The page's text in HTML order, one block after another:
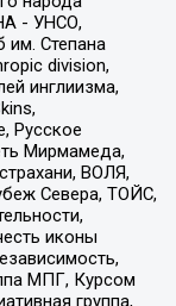
- УНСО,
им. Степана
division,
инглиизма,
Русское
Мирмамеда,
ВОЛЯ,
Севера, ТОЙС,
иконы
МПГ, Курсом
группа,